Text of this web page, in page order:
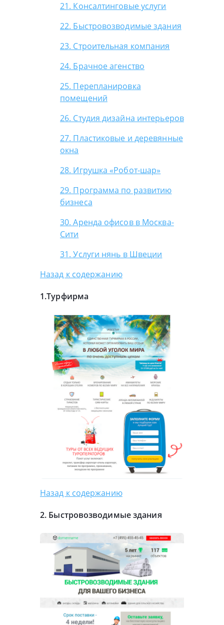
21. Консалтинговые услуги
22. Быстровозводимые здания
23. Строительная компания
24. Брачное агенство
25. Перепланировка
помещений
26. Студия дизайна интерьеров
27. Пластиковые и деревянные
окна
28. Игрушка «Робот-шар»
29. Программа по развитию
бизнеса
30. Аренда офисов в Москва-
Сити
31. Услуги нянь в Швеции
Назад к содержанию
1.Турфирма
Назад к содержанию
2. Быстровозводимые здания